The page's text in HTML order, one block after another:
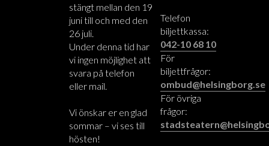
stängt mellan den 19
juni till och med den
26 juli.
Under denna tid har
vi ingen möjlighet att
svara på telefon
eller mail.
Vi önskar er en glad
sommar – vi ses till
hösten!
Telefon
biljettkassa:
042-10 68 10
För
biljettfrågor:
ombud@helsingborg.se
För övriga
frågor: